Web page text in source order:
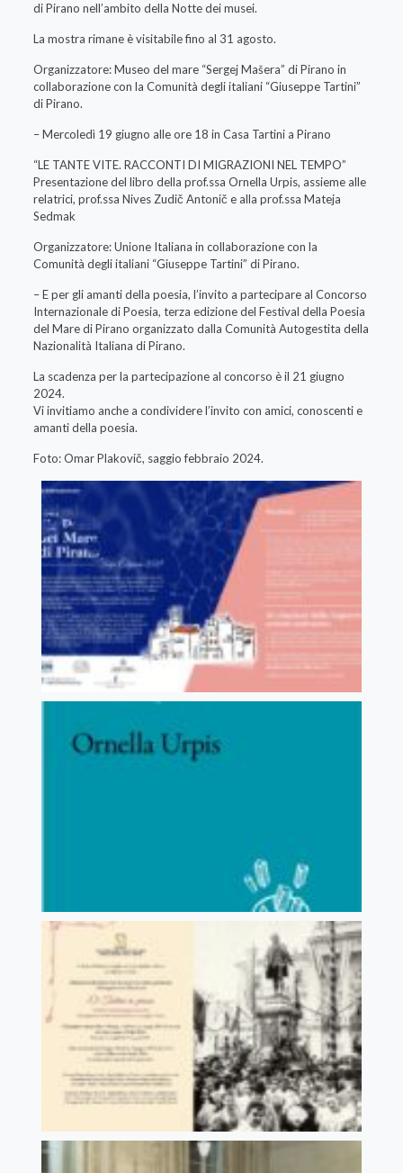
di Pirano nell’ambito della Notte dei musei.
La mostra rimane è visitabile fino al 31 agosto.
Organizzatore: Museo del mare “Sergej Mašera” di Pirano in
collaborazione con la Comunità degli italiani “Giuseppe Tartini”
di Pirano.
– Mercoledì 19 giugno alle ore 18 in Casa Tartini a Pirano
“LE TANTE VITE. RACCONTI DI MIGRAZIONI NEL TEMPO”
Presentazione del libro della prof.ssa Ornella Urpis, assieme alle
relatrici, prof.ssa Nives Zudič Antonič e alla prof.ssa Mateja
Sedmak
Organizzatore: Unione Italiana in collaborazione con la
Comunità degli italiani “Giuseppe Tartini” di Pirano.
– E per gli amanti della poesia, l’invito a partecipare al Concorso
Internazionale di Poesia, terza edizione del Festival della Poesia
del Mare di Pirano organizzato dalla Comunità Autogestita della
Nazionalità Italiana di Pirano.
La scadenza per la partecipazione al concorso è il 21 giugno
2024.
Vi invitiamo anche a condividere l’invito con amici, conoscenti e
amanti della poesia.
Foto: Omar Plakovič, saggio febbraio 2024.